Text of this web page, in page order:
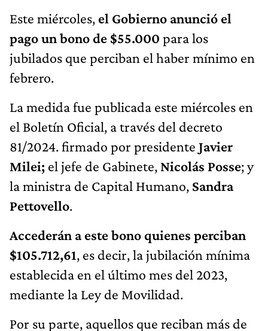
Este miércoles, el Gobierno anunció el
pago un bono de $55.000 para los
jubilados que perciban el haber mínimo en
febrero.
La medida fue publicada este miércoles en
el Boletín Oficial, a través del decreto
81/2024. firmado por presidente Javier
Milei; el jefe de Gabinete, Nicolás Posse; y
la ministra de Capital Humano, Sandra
Pettovello.
Accederán a este bono quienes perciban
$105.712,61, es decir, la jubilación mínima
establecida en el último mes del 2023,
mediante la Ley de Movilidad.
Por su parte, aquellos que reciban más de